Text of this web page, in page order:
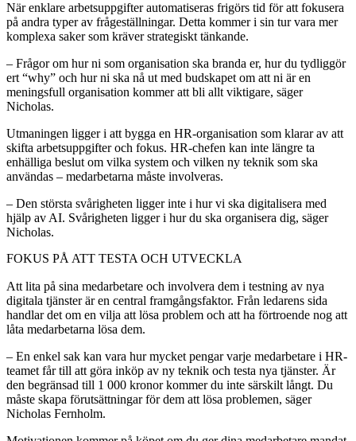
När enklare arbetsuppgifter automatiseras frigörs tid för att fokusera
på andra typer av frågeställningar. Detta kommer i sin tur vara mer
komplexa saker som kräver strategiskt tänkande.
– Frågor om hur ni som organisation ska branda er, hur du tydliggör
ert “why” och hur ni ska nå ut med budskapet om att ni är en
meningsfull organisation kommer att bli allt viktigare, säger
Nicholas.
Utmaningen ligger i att bygga en HR-organisation som klarar av att
skifta arbetsuppgifter och fokus. HR-chefen kan inte längre ta
enhälliga beslut om vilka system och vilken ny teknik som ska
användas – medarbetarna måste involveras.
– Den största svårigheten ligger inte i hur vi ska digitalisera med
hjälp av AI. Svårigheten ligger i hur du ska organisera dig, säger
Nicholas.
FOKUS PÅ ATT TESTA OCH UTVECKLA
Att lita på sina medarbetare och involvera dem i testning av nya
digitala tjänster är en central framgångsfaktor. Från ledarens sida
handlar det om en vilja att lösa problem och att ha förtroende nog att
låta medarbetarna lösa dem.
– En enkel sak kan vara hur mycket pengar varje medarbetare i HR-
teamet får till att göra inköp av ny teknik och testa nya tjänster. Är
den begränsad till 1 000 kronor kommer du inte särskilt långt. Du
måste skapa förutsättningar för dem att lösa problemen, säger
Nicholas Fernholm.